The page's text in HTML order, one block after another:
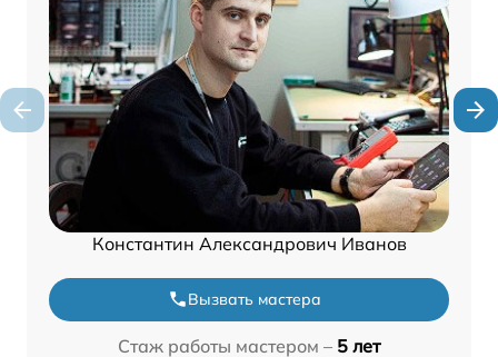
Константин Александрович Иванов
Вызвать мастера
Стаж работы мастером – 5 лет